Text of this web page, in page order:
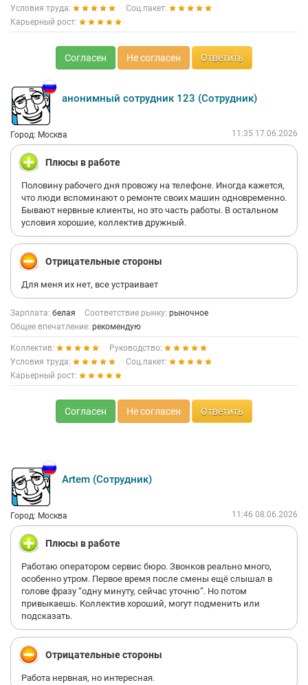
Условия труда:
Соц.пакет:
Карьерный рост:
Согласен Не согласен Ответить
анонимный сотрудник 123 (Сотрудник)
Город: Москва 11:35 17.06.2026
Плюсы в работе
Половину рабочего дня провожу на телефоне. Иногда кажется,
что люди вспоминают о ремонте своих машин одновременно.
Бывают нервные клиенты, но это часть работы. В остальном
условия хорошие, коллектив дружный.
Отрицательные стороны
Для меня их нет, все устраивает
Зарплата: белая Соответствие рынку: рыночное
Общее впечатление: рекомендую
Коллектив:
Руководство:
Условия труда:
Соц.пакет:
Карьерный рост:
Согласен Не согласен Ответить
Artem (Сотрудник)
Город: Москва 11:46 08.06.2026
Плюсы в работе
Работаю оператором сервис бюро. Звонков реально много,
особенно утром. Первое время после смены ещё слышал в
голове фразу “одну минуту, сейчас уточню”. Но потом
привыкаешь. Коллектив хороший, могут подменить или
подсказать.
Отрицательные стороны
Работа нервная, но интересная.